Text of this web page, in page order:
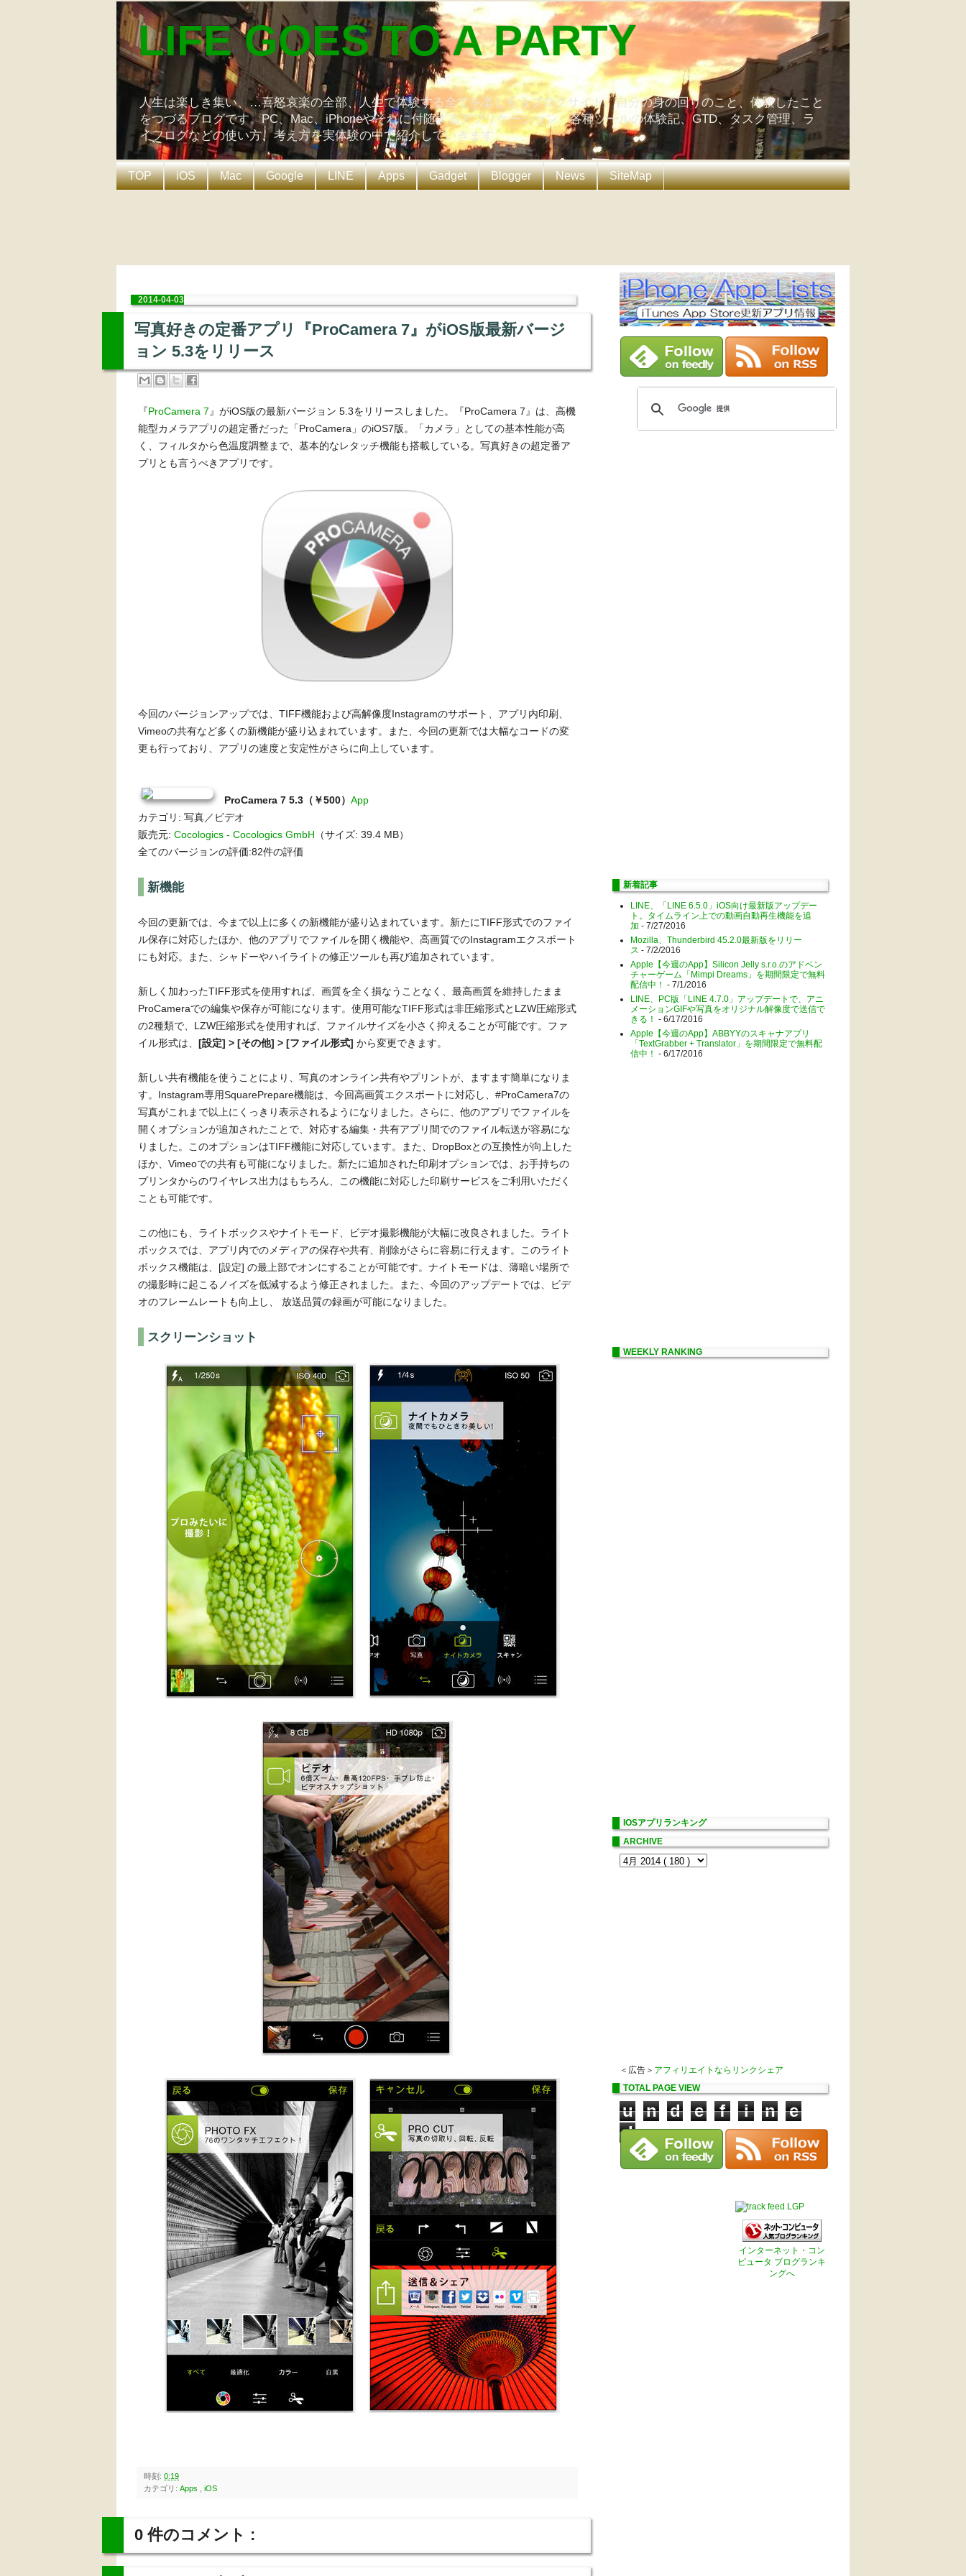
LIFE GOES TO A PARTY
人生は楽しき集い、…喜怒哀楽の全部、人生で体験する全てを楽しもうブログサイト。自分の身の回りのこと、体験したこと
をつづるブログです。PC、Mac、iPhoneやそれに付随するアプリケーション、各種ツールの体験記、GTD、タスク管理、ラ
イフログなどの使い方、考え方を実体験の中で紹介していきます。
TOP iOS Mac Google LINE Apps Gadget Blogger News SiteMap
2014-04-03
写真好きの定番アプリ『ProCamera 7』がiOS版最新バージ
ョン 5.3をリリース
『ProCamera 7 』がiOS版の最新バージョン 5.3をリリースしました。『ProCamera 7』は、高機
能型カメラアプリの超定番だった「ProCamera」のiOS7版。「カメラ」としての基本性能が高
く、フィルタから色温度調整まで、基本的なレタッチ機能も搭載している。写真好きの超定番ア
プリとも言うべきアプリです。
今回のバージョンアップでは、TIFF機能および高解像度Instagramのサポート、アプリ内印刷、
Vimeoの共有など多くの新機能が盛り込まれています。また、今回の更新では大幅なコードの変
更も行っており、アプリの速度と安定性がさらに向上しています。
ProCamera 7 5.3（￥500） App
カテゴリ: 写真／ビデオ
販売元: Cocologics - Cocologics GmbH （サイズ: 39.4 MB）
全てのバージョンの評価:82件の評価
新機能
今回の更新では、今まで以上に多くの新機能が盛り込まれています。新たにTIFF形式でのファイ
ル保存に対応したほか、他のアプリでファイルを開く機能や、高画質でのInstagramエクスポート
にも対応。また、シャドーやハイライトの修正ツールも再び追加されています。
新しく加わったTIFF形式を使用すれば、画質を全く損なうことなく、最高画質を維持したまま
ProCameraでの編集や保存が可能になります。使用可能なTIFF形式は非圧縮形式とLZW圧縮形式
の2種類で、LZW圧縮形式を使用すれば、ファイルサイズを小さく抑えることが可能です。ファ
イル形式は、 [設定] > [その他] > [ファイル形式] から変更できます。
新しい共有機能を使うことにより、写真のオンライン共有やプリントが、ますます簡単になりま
す。Instagram専用SquarePrepare機能は、今回高画質エクスポートに対応し、#ProCamera7の
写真がこれまで以上にくっきり表示されるようになりました。さらに、他のアプリでファイルを
開くオプションが追加されたことで、対応する編集・共有アプリ間でのファイル転送が容易にな
りました。このオプションはTIFF機能に対応しています。また、DropBoxとの互換性が向上した
ほか、Vimeoでの共有も可能になりました。新たに追加された印刷オプションでは、お手持ちの
プリンタからのワイヤレス出力はもちろん、この機能に対応した印刷サービスをご利用いただく
ことも可能です。
この他にも、ライトボックスやナイトモード、ビデオ撮影機能が大幅に改良されました。ライト
ボックスでは、アプリ内でのメディアの保存や共有、削除がさらに容易に行えます。このライト
ボックス機能は、[設定] の最上部でオンにすることが可能です。ナイトモードは、薄暗い場所で
の撮影時に起こるノイズを低減するよう修正されました。また、今回のアップデートでは、ビデ
オのフレームレートも向上し、 放送品質の録画が可能になりました。
スクリーンショット
時刻: 0:19
カテゴリ: Apps iOS
0 件のコメント :
新着記事
LINE、「LINE 6.5.0」iOS向け最新版アップデー
ト。タイムライン上での動画自動再生機能を追
加 - 7/27/2016
Mozilla、Thunderbird 45.2.0最新版をリリー
ス - 7/2/2016
Apple【今週のApp】Silicon Jelly s.r.o.のアドベン
チャーゲーム「Mimpi Dreams」を期間限定で無料
配信中！ - 7/1/2016
LINE、PC版「LINE 4.7.0」アップデートで、アニ
メーションGIFや写真をオリジナル解像度で送信で
きる！ - 6/17/2016
Apple【今週のApp】ABBYYのスキャナアプリ
「TextGrabber + Translator」を期間限定で無料配
信中！ - 6/17/2016
WEEKLY RANKING
IOSアプリランキング
ARCHIVE
＜広告＞ アフィリエイトならリンクシェア
TOTAL PAGE VIEW
u n d e f i n
e
d
LGP
インターネット・コン
ピュータ ブログランキ
ングへ